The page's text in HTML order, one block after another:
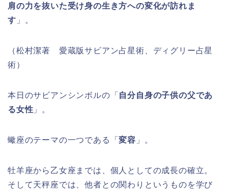
肩の力を抜いた受け身の生き方への変化が訪れま
す 」。
（松村潔著 愛蔵版サビアン占星術、ディグリー占星
術）
本日のサビアンシンボルの「 自分自身の子供の父であ
る女性 」。
蠍座のテーマの一つである「変容 」。
牡羊座から乙女座までは、個人としての成長の確立。
そして天秤座では、他者との関わりというものを学び